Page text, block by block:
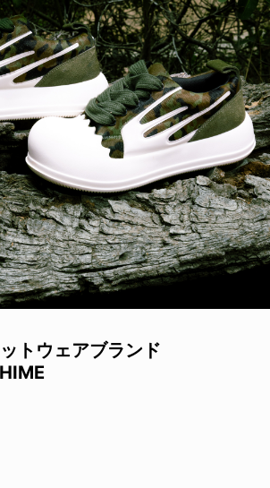
トウェアブランド